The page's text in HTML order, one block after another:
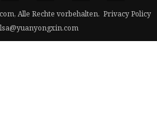
Alle Rechte vorbehalten. Privacy Policy